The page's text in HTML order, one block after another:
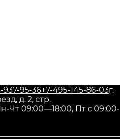
937-95-36+7-495-145-86-03г.
д. 2, стр.
Чт 09:00—18:00, Пт с 09:00-